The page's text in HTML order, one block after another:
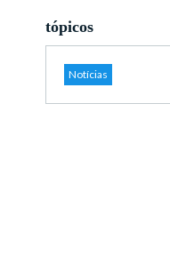
tópicos
Notícias